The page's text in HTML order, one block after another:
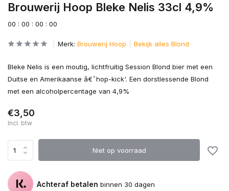
Brouwerij Hoop Bleke Nelis 33cl 4,9%
00 : 00 : 00 : 00
Merk: Brouwerij Hoop Bekijk alles Blond
Bleke Nelis is een moutig, lichtfruitig Session Blond bier met een
Duitse en Amerikaanse â€˜hop-kick'. Een dorstlessende Blond
met een alcoholpercentage van 4,9%
€3,50
Incl. btw
Niet op voorraad
Achteraf betalen binnen 30 dagen